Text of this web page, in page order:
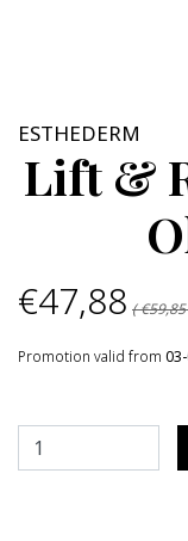
ESTHEDERM
Lift &
€47,88 (
Promotion valid from